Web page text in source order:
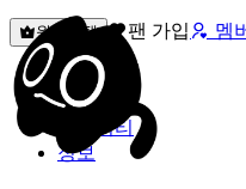
원픽선택 팬 가입 멤
밐타운
피드
커뮤니티
정보